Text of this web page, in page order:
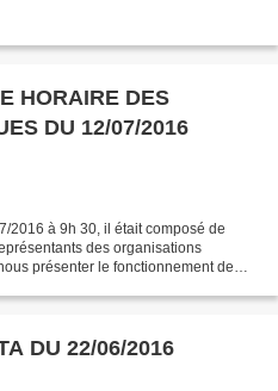
HORAIRE DES
DU 12/07/2016
2016 à 9h 30, il était composé de
des organisations
présenter le fonctionnement de
DU 22/06/2016